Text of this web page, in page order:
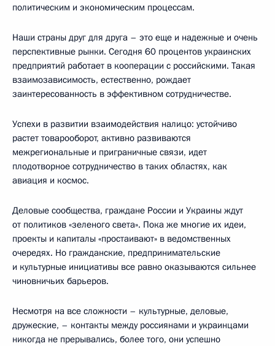
политическим и экономическим процессам.
Наши страны друг для друга – это еще и надежные и очень
перспективные рынки. Сегодня 60 процентов украинских
предприятий работает в кооперации с российскими. Такая
взаимозависимость, естественно, рождает
заинтересованность в эффективном сотрудничестве.
Успехи в развитии взаимодействия налицо: устойчиво
растет товарооборот, активно развиваются
межрегиональные и приграничные связи, идет
плодотворное сотрудничество в таких областях, как
авиация и космос.
Деловые сообщества, граждане России и Украины ждут
от политиков «зеленого света». Пока же многие их идеи,
проекты и капиталы «простаивают» в ведомственных
очередях. Но гражданские, предпринимательские
и культурные инициативы все равно оказываются сильнее
чиновничьих барьеров.
Несмотря на все сложности – культурные, деловые,
дружеские, – контакты между россиянами и украинцами
никогда не прерывались, более того, они успешно